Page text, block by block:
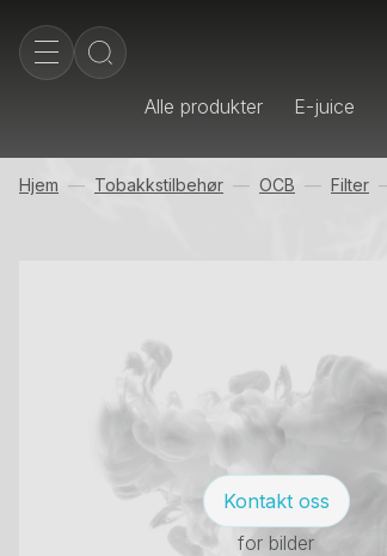
Alle produkter E-juice
Hjem Tobakkstilbehør OCB Filter
Kontakt oss
for bilder